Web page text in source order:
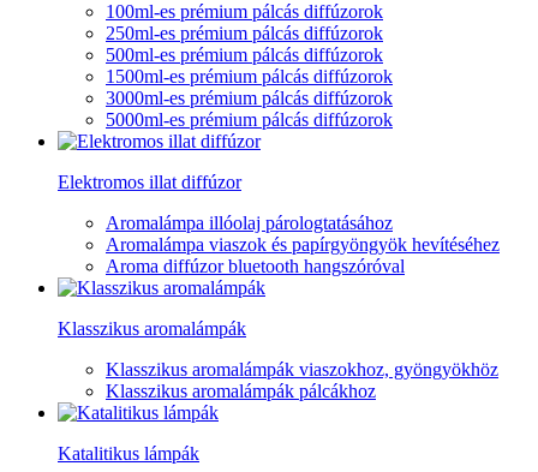
100ml-es prémium pálcás diffúzorok
250ml-es prémium pálcás diffúzorok
500ml-es prémium pálcás diffúzorok
1500ml-es prémium pálcás diffúzorok
3000ml-es prémium pálcás diffúzorok
5000ml-es prémium pálcás diffúzorok
Elektromos illat diffúzor
Aromalámpa illóolaj párologtatásához
Aromalámpa viaszok és papírgyöngyök hevítéséhez
Aroma diffúzor bluetooth hangszóróval
Klasszikus aromalámpák
Klasszikus aromalámpák viaszokhoz, gyöngyökhöz
Klasszikus aromalámpák pálcákhoz
Katalitikus lámpák